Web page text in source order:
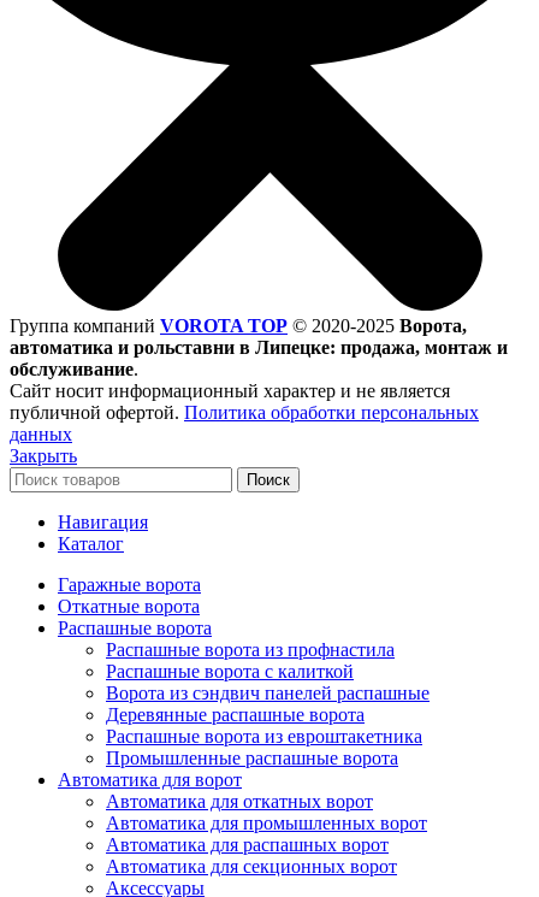
Группа компаний VOROTA TOP © 2020-2025 Ворота,
автоматика и рольставни в Липецке: продажа, монтаж и
обслуживание.
Сайт носит информационный характер и не является
публичной офертой. Политика обработки персональных
данных
Закрыть
Поиск
Навигация
Каталог
Гаражные ворота
Откатные ворота
Распашные ворота
Распашные ворота из профнастила
Распашные ворота с калиткой
Ворота из сэндвич панелей распашные
Деревянные распашные ворота
Распашные ворота из евроштакетника
Промышленные распашные ворота
Автоматика для ворот
Автоматика для откатных ворот
Автоматика для промышленных ворот
Автоматика для распашных ворот
Автоматика для секционных ворот
Аксессуары